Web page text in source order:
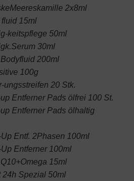
2x8ml
15ml
keitspflege 50ml
30ml
200ml
100g
ungsstreifen 20 Stk.
Entferner Pads ölfrei 100 St.
Entferner Pads ölhaltig
Entf. 2Phasen 100ml
Entferner 100ml
15ml
24h Spezial 50ml